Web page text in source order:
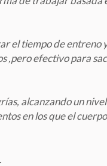
el tiempo de entreno
,pero efectivo para
alcanzando un
en los que el